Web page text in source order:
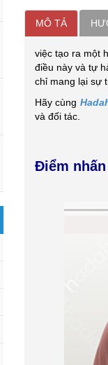
MÔ TẢ
việc tạo ra một
điều này và tự
chỉ mang lại sự
Hãy cùng
và đối tác.
Điểm